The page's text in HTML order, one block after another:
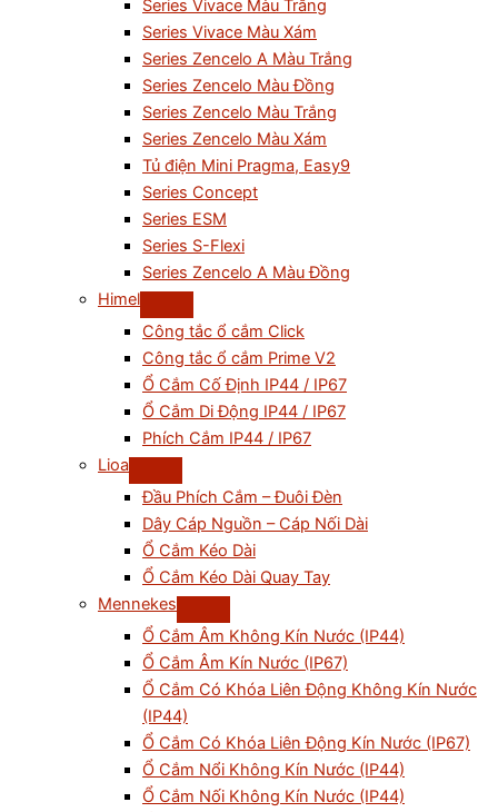
Series Vivace Màu Trắng
Series Vivace Màu Xám
Series Zencelo A Màu Trắng
Series Zencelo Màu Đồng
Series Zencelo Màu Trắng
Series Zencelo Màu Xám
Tủ điện Mini Pragma, Easy9
Series Concept
Series ESM
Series S-Flexi
Series Zencelo A Màu Đồng
Himel
Công tắc ổ cắm Click
Công tắc ổ cắm Prime V2
Ổ Cắm Cố Định IP44 / IP67
Ổ Cắm Di Động IP44 / IP67
Phích Cắm IP44 / IP67
Lioa
Đầu Phích Cắm – Đuôi Đèn
Dây Cáp Nguồn – Cáp Nối Dài
Ổ Cắm Kéo Dài
Ổ Cắm Kéo Dài Quay Tay
Mennekes
Ổ Cắm Âm Không Kín Nước (IP44)
Ổ Cắm Âm Kín Nước (IP67)
Ổ Cắm Có Khóa Liên Động Không Kín Nước
(IP44)
Ổ Cắm Có Khóa Liên Động Kín Nước (IP67)
Ổ Cắm Nổi Không Kín Nước (IP44)
Ổ Cắm Nối Không Kín Nước (IP44)